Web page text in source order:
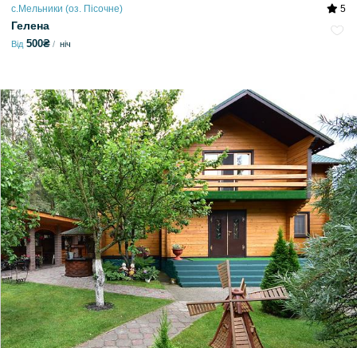
с.Мельники (оз. Пісочне) 5
Гелена
Від 500₴ ніч